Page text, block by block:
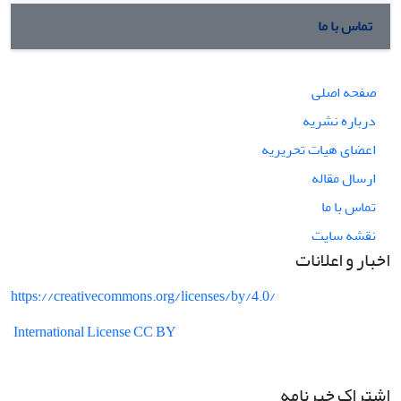
تماس با ما
صفحه اصلی
درباره نشریه
اعضای هیات تحریریه
ارسال مقاله
تماس با ما
نقشه سایت
اخبار و اعلانات
https://creativecommons.org/licenses/by/4.0/
International License CC BY